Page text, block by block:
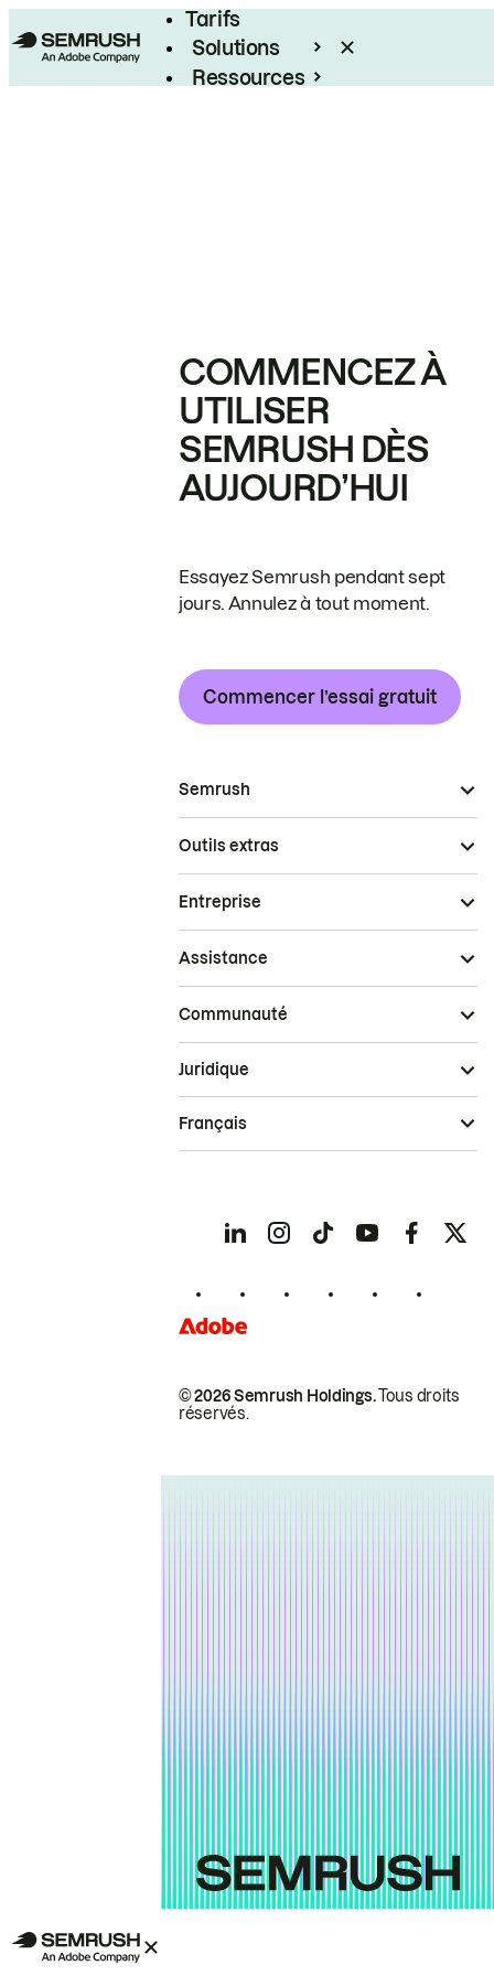
Tarifs
Solutions
Ressources
COMMENCEZ À
UTILISER
SEMRUSH DÈS
AUJOURD’HUI
Essayez Semrush pendant sept
jours. Annulez à tout moment.
Commencer l’essai gratuit
Semrush
Outils extras
Entreprise
Assistance
Communauté
© 2026 Semrush Holdings.Tous droits
réservés.
Juridique
Français